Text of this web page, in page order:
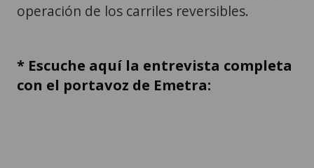
operación de los carriles reversibles.
* Escuche aquí la entrevista completa
con el portavoz de Emetra: